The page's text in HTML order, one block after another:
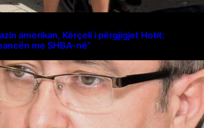
amerikan, Kërçeli i përgjigjet Hotit:
me SHBA-në”